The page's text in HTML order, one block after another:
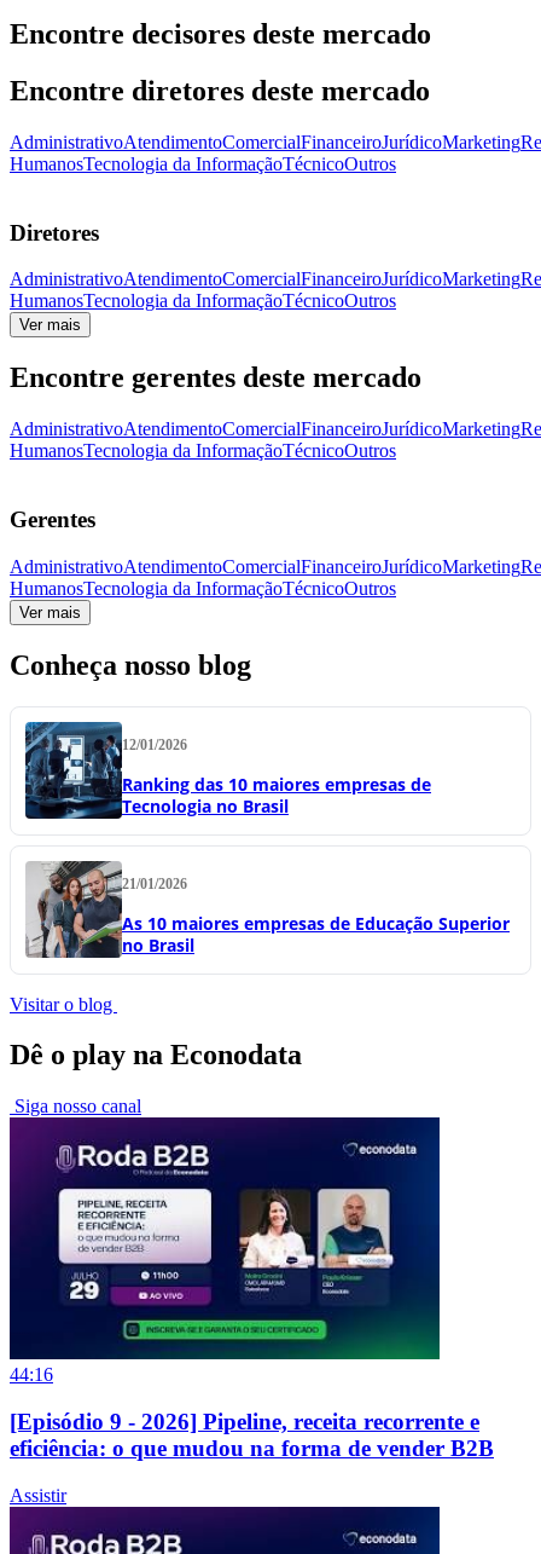
Encontre decisores deste mercado
Encontre diretores deste mercado
AdministrativoAtendimentoComercialFinanceiroJurídicoMarketing
HumanosTecnologia da InformaçãoTécnicoOutros
Diretores
AdministrativoAtendimentoComercialFinanceiroJurídicoMarketing
HumanosTecnologia da InformaçãoTécnicoOutros
Ver mais
Encontre gerentes deste mercado
AdministrativoAtendimentoComercialFinanceiroJurídicoMarketing
HumanosTecnologia da InformaçãoTécnicoOutros
Gerentes
AdministrativoAtendimentoComercialFinanceiroJurídicoMarketing
HumanosTecnologia da InformaçãoTécnicoOutros
Ver mais
Conheça nosso blog
12/01/2026
Ranking das 10 maiores empresas de
Tecnologia no Brasil
21/01/2026
As 10 maiores empresas de Educação Superior
no Brasil
Visitar o blog
Dê o play na Econodata
Siga nosso canal
44:16
[Episódio 9 - 2026] Pipeline, receita recorrente e
eficiência: o que mudou na forma de vender B2B
Assistir